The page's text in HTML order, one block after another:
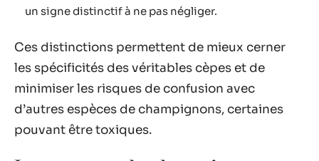
un signe distinctif à ne pas négliger.
Ces distinctions permettent de mieux cerner
les spécificités des véritables cèpes et de
minimiser les risques de confusion avec
d’autres espèces de champignons, certaines
pouvant être toxiques.